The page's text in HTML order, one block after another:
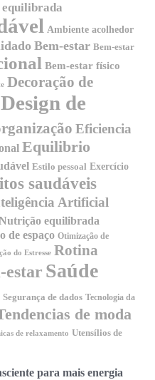
Ambiente acolhedor
Bem-estar Bem-estar
Bem-estar físico
Decoração de
Design de
Eficiencia
Equilibrio
Estilo pessoal Exercício
saudáveis
Artificial
equilibrada
de espaço Otimização de
do Estresse Rotina
estar Saúde
Segurança de dados Tecnologia da
de moda
de relaxamento Utensílios de
para mais energia